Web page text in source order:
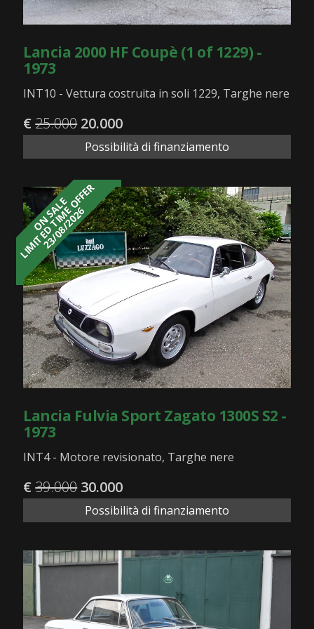
Lancia 2000 HF Coupè (1 of 1229) -
1973
INT10 - Vettura costruita in soli 1229, Targhe nere
€25.00020.000
Possibilità di finanziamento
ON SALE
LIMITED TIME OFFER
23/08/2026
Lancia Fulvia Sport Zagato 1300S S2 -
1973
INT4 - Motore revisionato, Targhe nere
€39.00030.000
Possibilità di finanziamento